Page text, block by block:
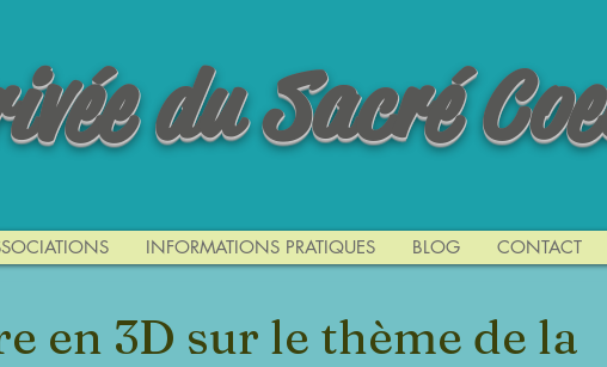
du Sacré
INFORMATIONS PRATIQUES BLOG CONTACT
en 3D sur le thème de la